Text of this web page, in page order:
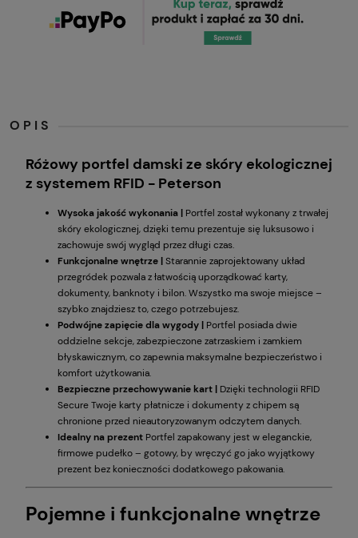
OPIS
Różowy portfel damski ze skóry ekologicznej
z systemem RFID - Peterson
Wysoka jakość wykonania | Portfel został wykonany z trwałej
skóry ekologicznej, dzięki temu prezentuje się luksusowo i
zachowuje swój wygląd przez długi czas.
Funkcjonalne wnętrze |Starannie zaprojektowany układ
przegródek pozwala z łatwością uporządkować karty,
dokumenty, banknoty i bilon. Wszystko ma swoje miejsce –
szybko znajdziesz to, czego potrzebujesz.
Podwójne zapięcie dla wygody | Portfel posiada dwie
oddzielne sekcje, zabezpieczone zatrzaskiem i zamkiem
błyskawicznym, co zapewnia maksymalne bezpieczeństwo i
komfort użytkowania.
Bezpieczne przechowywanie kart | Dzięki technologii RFID
Secure Twoje karty płatnicze i dokumenty z chipem są
chronione przed nieautoryzowanym odczytem danych.
Idealny na prezent Portfel zapakowany jest w eleganckie,
firmowe pudełko – gotowy, by wręczyć go jako wyjątkowy
prezent bez konieczności dodatkowego pakowania.
Pojemne i funkcjonalne wnętrze